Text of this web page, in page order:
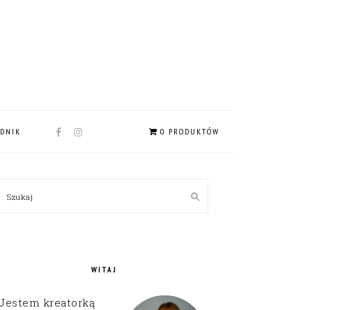
NAV
0 PRODUKTÓW
SIDEBAR
Szukaj
WITAJ
Jestem kreatorką